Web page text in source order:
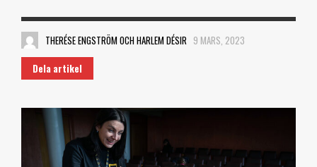
THERÉSE ENGSTRÖM OCH HARLEM DÉSIR 9 MARS, 2023
Dela artikel